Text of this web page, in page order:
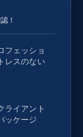
number,
！
フェッショ
レスのない
ライアント
ッケージ